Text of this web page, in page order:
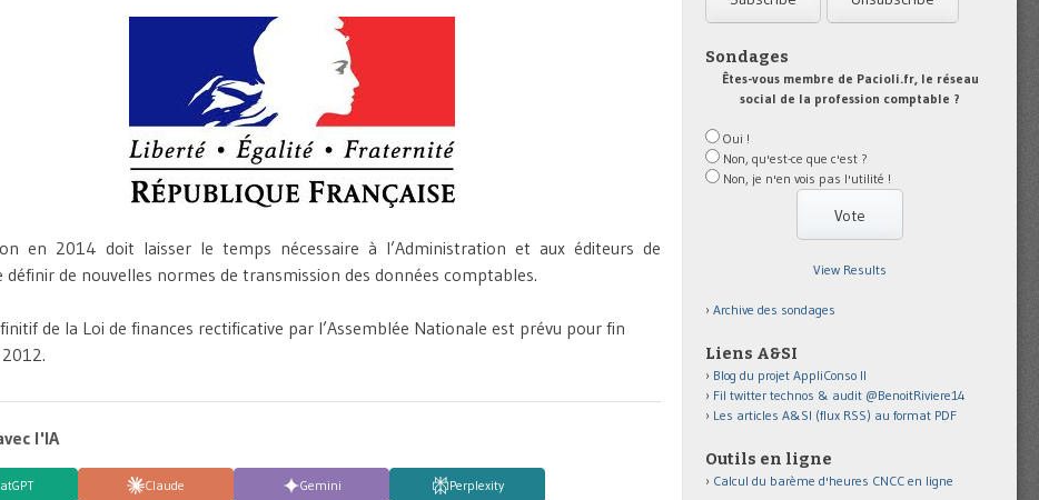
en 2014 doit laisser le temps nécessaire à l’Administration et aux éditeurs de
définir de nouvelles normes de transmission des données comptables.
de la Loi de finances rectificative par l’Assemblée Nationale est prévu pour fin
l'IA
Claude Gemini Perplexity
Sondages
Êtes-vous membre de Pacioli.fr, le réseau
social de la profession comptable ?
Oui !
Non, qu'est-ce que c'est ?
Non, je n'en vois pas l'utilité !
View Results
Archive des sondages
Liens A&SI
Blog du projet AppliConso II
Fil twitter technos & audit @BenoitRiviere14
Les articles A&SI (flux RSS) au format PDF
Outils en ligne
Calcul du barème d'heures CNCC en ligne